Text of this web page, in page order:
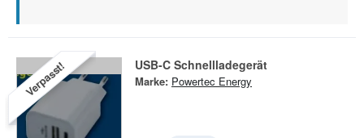
Verpasst! USB-C Schnellladegerät
Marke: Powertec Energy